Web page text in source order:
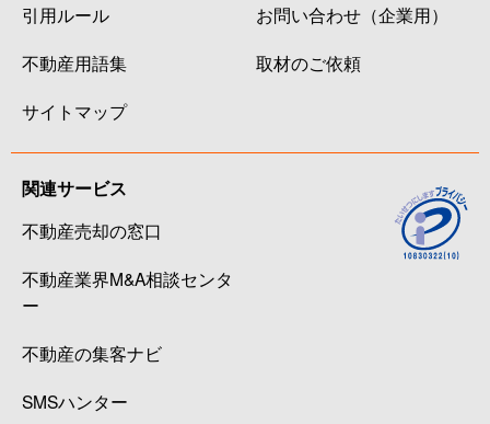
引用ルール
不動産用語集
サイトマップ
お問い合わせ（企業用）
取材のご依頼
関連サービス
不動産売却の窓口
不動産業界M&A相談センタ
ー
不動産の集客ナビ
SMSハンター